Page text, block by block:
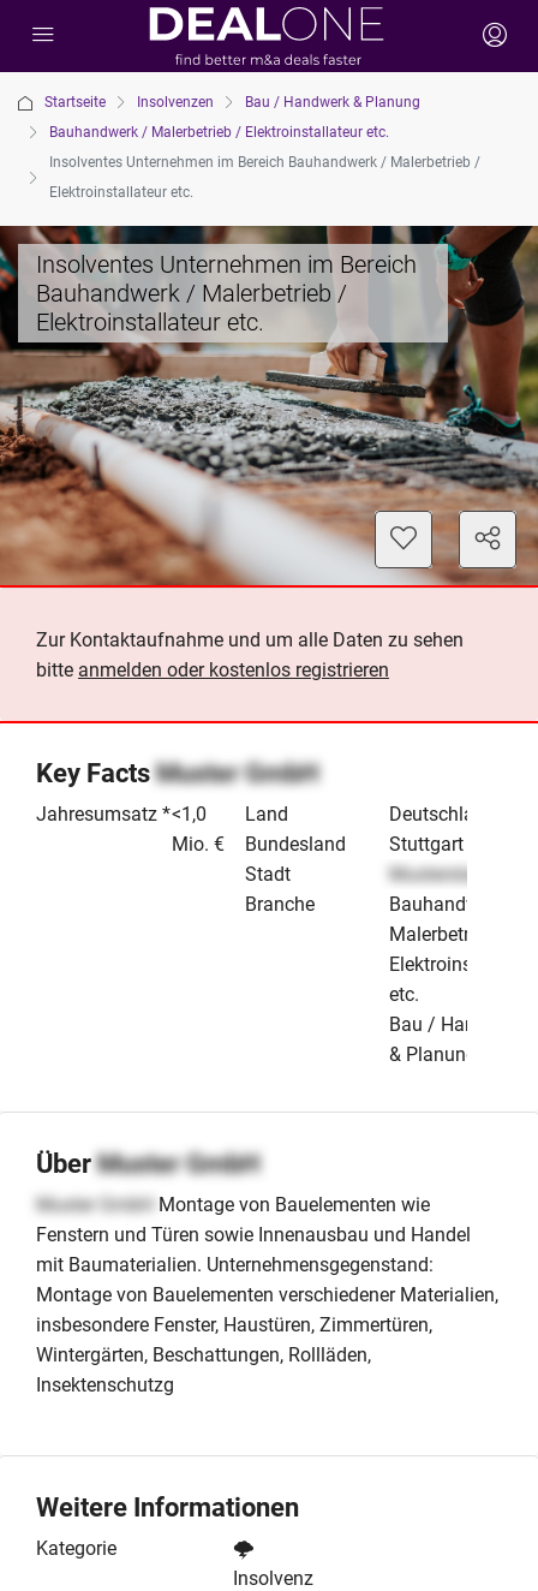
Startseite Insolvenzen
Bau / Handwerk & Planung
Bauhandwerk / Malerbetrieb / Elektroinstallateur etc.
Insolventes Unternehmen im Bereich Bauhandwerk / Malerbetrieb /
Elektroinstallateur etc.
Insolventes Unternehmen im Bereich
Bauhandwerk / Malerbetrieb /
Elektroinstallateur etc.
Zur Kontaktaufnahme und um alle Daten zu sehen
bitte anmelden oder kostenlos registrieren
Key FactsMuster GmbH
Jahresumsatz *<1,0
Mio. €
Land
Deutschland
Bundesland
Stuttgart
Stadt
Musterstadt
Branche
Bauhandwerk /
Malerbetrieb /
etc.
Bau / Handwerk
& Planung
ÜberMuster GmbH
Muster GmbH Montage von Bauelementen wie
Fenstern und Türen sowie Innenausbau und Handel
mit Baumaterialien. Unternehmensgegenstand:
Montage von Bauelementen verschiedener Materialien,
insbesondere Fenster, Haustüren, Zimmertüren,
Wintergärten, Beschattungen, Rollläden,
Insektenschutzg
Weitere Informationen
Kategorie
🌩️
Insolvenz